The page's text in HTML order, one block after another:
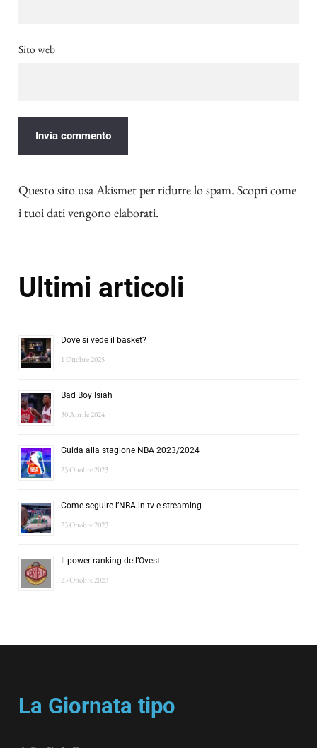
Sito web
Questo sito usa Akismet per ridurre lo spam. Scopri come
i tuoi dati vengono elaborati.
Ultimi articoli
Dove si vede il basket?
1 Ottobre 2025
Bad Boy Isiah
30 Aprile 2024
Guida alla stagione NBA 2023/2024
23 Ottobre 2023
Come seguire l’NBA in tv e streaming
23 Ottobre 2023
Il power ranking dell’Ovest
23 Ottobre 2023
La Giornata tipo